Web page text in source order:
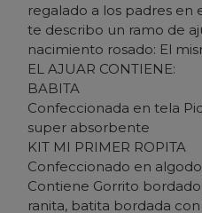
regalado a los padres en
te describo un ramo de
nacimiento rosado: El
EL AJUAR CONTIENE:
BABITA
Confeccionada en tela
super absorbente
KIT MI PRIMER ROPITA
Confeccionado en
Contiene Gorrito
ranita, batita bordada